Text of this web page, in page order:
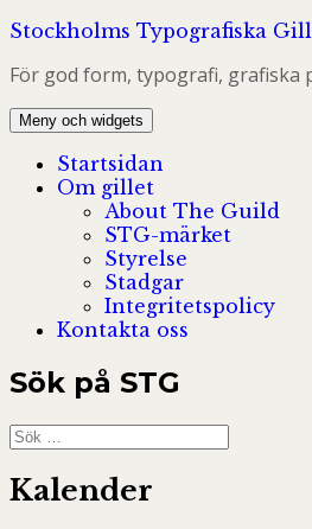
Hoppa
innehåll
Stockholms Typografiska
För god form, typografi, grafiska
Meny och widgets
Startsidan
Om gillet
About The Guild
STG-märket
Styrelse
Stadgar
Integritetspolicy
Kontakta oss
Sök på STG
Sök
efter:
Kalender